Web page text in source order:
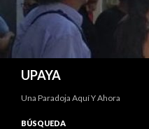
UPAYA
Una Paradoja Aquí Y Ahora
BÚSQUEDA